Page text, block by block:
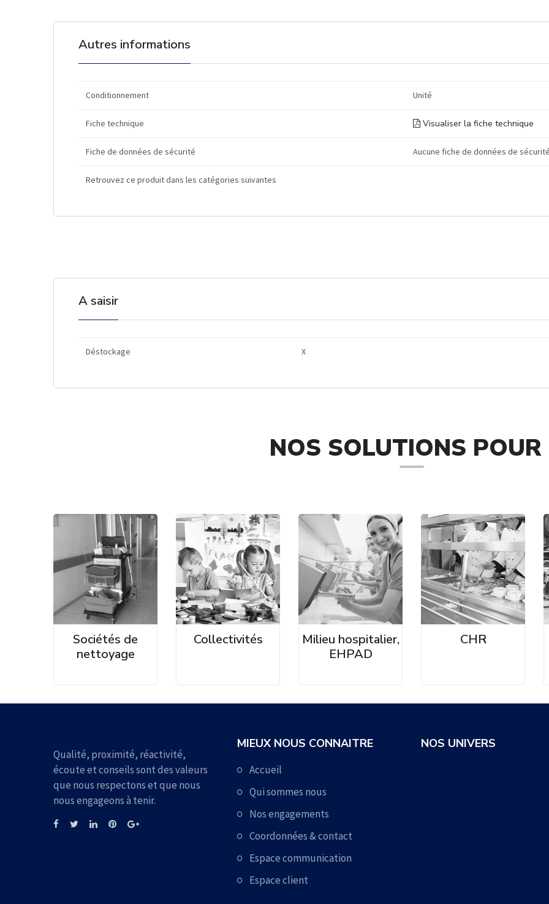
Autres informations
Conditionnement Unité
Fiche technique Visualiser la fiche technique
Fiche de données de sécurité Aucune fiche de données de
Retrouvez ce produit dans les catégories suivantes
A saisir
Déstockage X
NOS SOLUTIONS POUR
Sociétés de
nettoyage
Collectivités
Milieu hospitalier,
EHPAD
CHR
Qualité, proximité, réactivité,
écoute et conseils sont des valeurs
que nous respectons et que nous
nous engageons à tenir.
MIEUX NOUS CONNAITRE
Accueil
Qui sommes nous
Nos engagements
Coordonnées & contact
Espace communication
Espace client
NOS UNIVERS